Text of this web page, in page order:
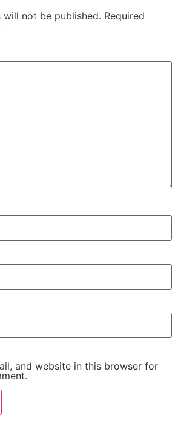
will not be published. Required
and website in this browser for